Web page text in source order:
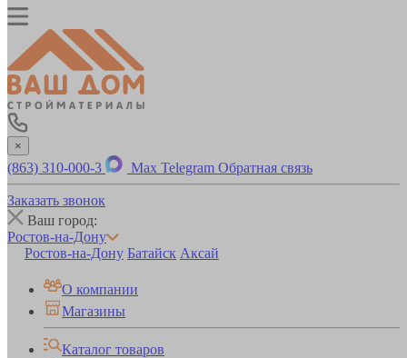
×
(863) 310-000-3 Max Telegram Обратная связь
Заказать звонок
Ваш город:
Ростов-на-Дону
Ростов-на-Дону Батайск Аксай
О компании
Магазины
Каталог товаров